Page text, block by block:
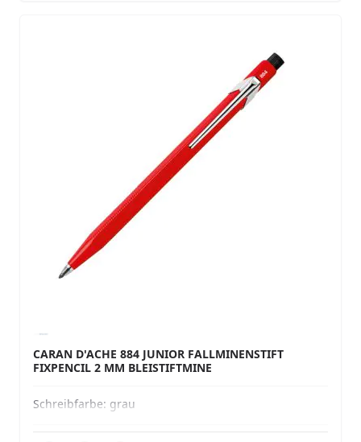
CARAN D'ACHE 884 JUNIOR FALLMINENSTIFT
FIXPENCIL 2 MM BLEISTIFTMINE
Schreibfarbe: grau